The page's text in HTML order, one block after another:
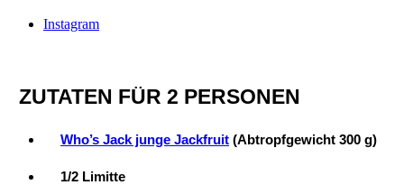
Instagram
ZUTATEN FÜR 2 PERSONEN
Who’s Jack junge Jackfruit (Abtropfgewicht 300 g)
1/2 Limitte